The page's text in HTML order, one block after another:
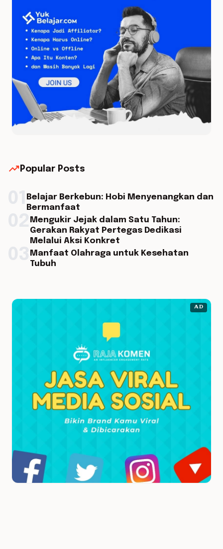
trending_up Popular Posts
Belajar Berkebun: Hobi Menyenangkan dan
Bermanfaat
Mengukir Jejak dalam Satu Tahun:
Gerakan Rakyat Pertegas Dedikasi
Melalui Aksi Konkret
Manfaat Olahraga untuk Kesehatan
Tubuh
AD